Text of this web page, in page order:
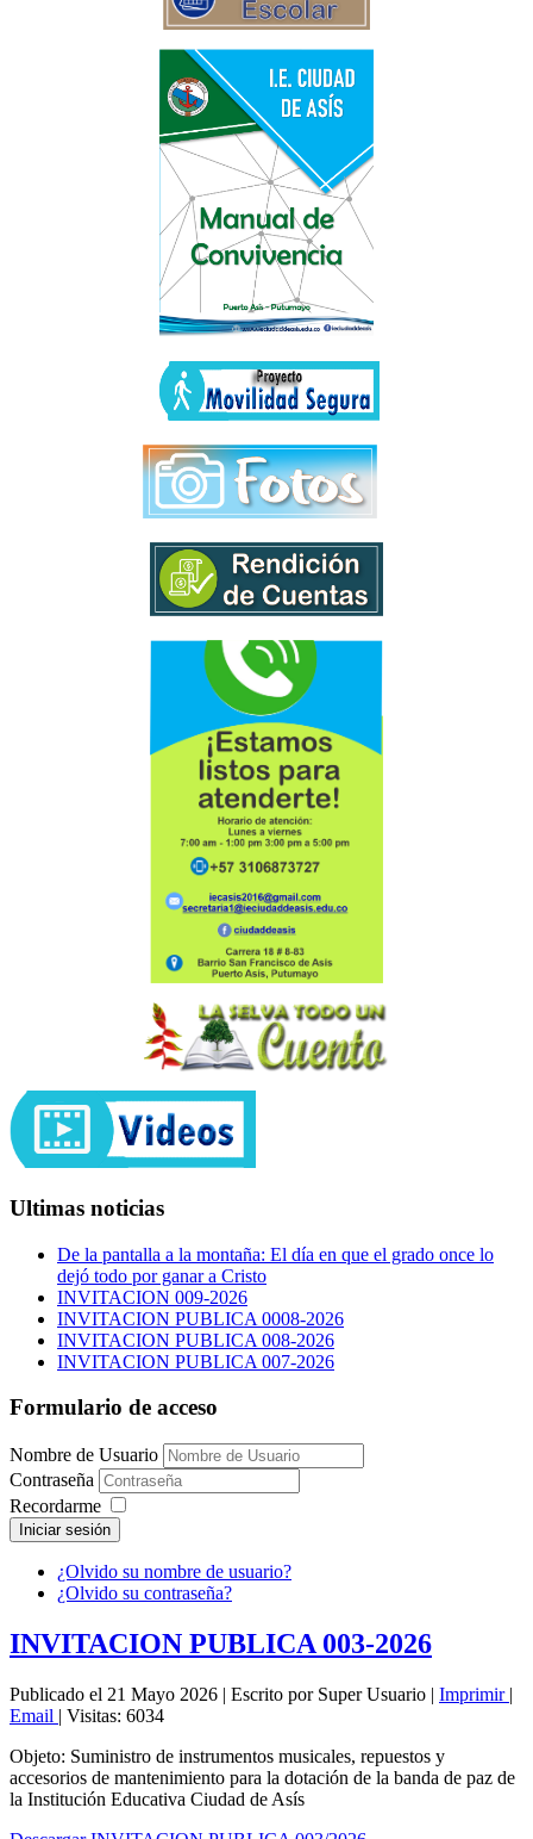
Ultimas noticias
De la pantalla a la montaña: El día en que el grado once lo
dejó todo por ganar a Cristo
INVITACION 009-2026
INVITACION PUBLICA 0008-2026
INVITACION PUBLICA 008-2026
INVITACION PUBLICA 007-2026
Formulario de acceso
Nombre de Usuario
Contraseña
Recordarme
Iniciar sesión
¿Olvido su nombre de usuario?
¿Olvido su contraseña?
INVITACION PUBLICA 003-2026
Publicado el 21 Mayo 2026 | Escrito por Super Usuario | Imprimir |
Email | Visitas: 6034
Objeto: Suministro de instrumentos musicales, repuestos y
accesorios de mantenimiento para la dotación de la banda de paz de
la Institución Educativa Ciudad de Asís